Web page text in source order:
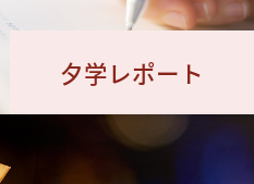
夕学レポート